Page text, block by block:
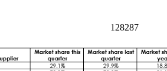
128287